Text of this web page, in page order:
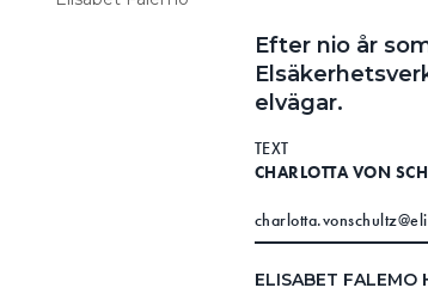
Efter nio år
elvägar.
TEXT
CHARLOTTA VON
ELISABET FALEMO